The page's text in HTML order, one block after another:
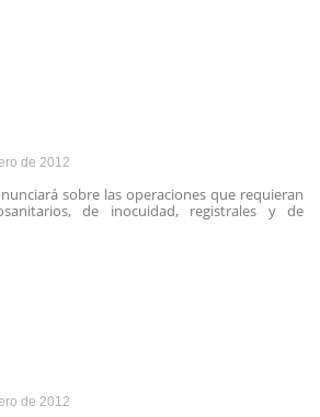
de 2012
sobre las operaciones que requieran
de inocuidad, registrales y de
de 2012